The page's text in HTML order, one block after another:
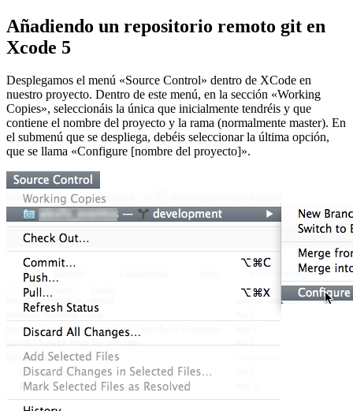
Añadiendo un repositorio remoto git en
Xcode 5
Desplegamos el menú «Source Control» dentro de XCode en
nuestro proyecto. Dentro de este menú, en la sección «Working
Copies», seleccionáis la única que inicialmente tendréis y que
contiene el nombre del proyecto y la rama (normalmente master). En
el submenú que se despliega, debéis seleccionar la última opción,
que se llama «Configure [nombre del proyecto]».